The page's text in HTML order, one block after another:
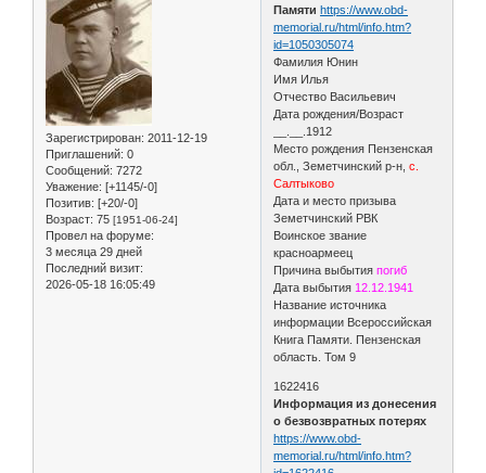
Зарегистрирован: 2011-12-19
Приглашений: 0
Сообщений: 7272
Уважение: [+1145/-0]
Позитив: [+20/-0]
Возраст: 75 [1951-06-24]
Провел на форуме:
3 месяца 29 дней
Последний визит:
2026-05-18 16:05:49
Памяти https://www.obd-
memorial.ru/html/info.htm?
id=1050305074
Фамилия Юнин
Имя Илья
Отчество Васильевич
Дата рождения/Возраст
__.__.1912
Место рождения Пензенская
обл., Земетчинский р-н,с.
Салтыково
Дата и место призыва
Земетчинский РВК
Воинское звание
красноармеец
Причина выбытияпогиб
Дата выбытия 12.12.1941
Название источника
информации Всероссийская
Книга Памяти. Пензенская
область. Том 9
1622416
Информация из донесения
о безвозвратных потерях
https://www.obd-
memorial.ru/html/info.htm?